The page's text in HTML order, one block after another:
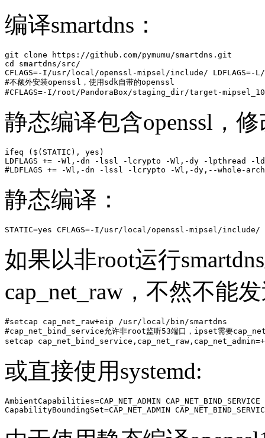
编译smartdns：
git clone https://github.com/pymumu/smartdns.git
cd smartdns/src/
CFLAGS=-I/usr/local/openssl-mipsel/include/
#不额外安装openssl，使用sdk自带的openssl
#CFLAGS=-I/root/PandoraBox/staging_dir/target-
静态编译包含openssl，
ifeq ($(STATIC), yes)
LDFLAGS += -Wl,-dn -lssl -lcrypto -Wl,-dy -lpthread -
#LDFLAGS += -Wl,-dn -lssl -lcrypto -Wl,-dy,--whole-
静态编译：
STATIC=yes CFLAGS=-I/usr/local/openssl-mipsel/
如果以非root运行
cap_net_raw，不然不能
#setcap cap_net_raw+eip /usr/local/bin/smartdns
#cap_net_bind_service允许非root监听53端口，ipset需要
setcap
或直接使用systemd:
AmbientCapabilities=CAP_NET_ADMIN CAP_NET_BIND_SERVICE
CapabilityBoundingSet=CAP_NET_ADMIN